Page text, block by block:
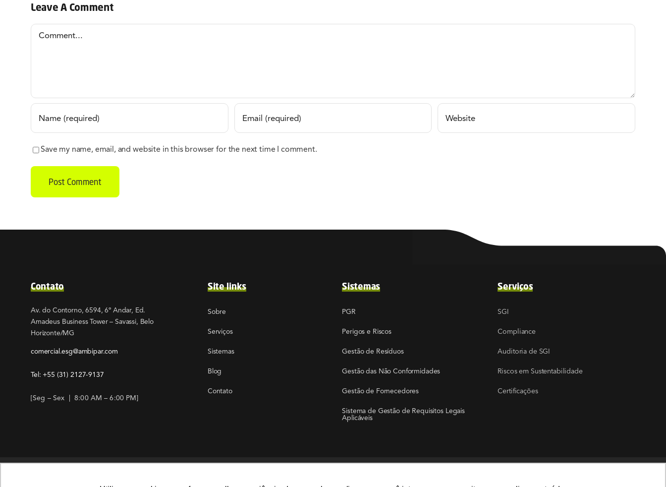
Leave A Comment
Comment
Save my name, email, and website in this browser for the next time I comment.
Contato
Av. do Contorno, 6594, 6º Andar, Ed.
Amadeus Business Tower – Savassi, Belo
Horizonte/MG
comercial.esg@ambipar.com
Tel: +55 (31) 2127-9137
[Seg – Sex | 8:00 AM – 6:00 PM]
Site links
Sobre
Serviços
Sistemas
Blog
Contato
Sistemas
PGR
Perigos e Riscos
Gestão de Resíduos
Gestão das Não Conformidades
Gestão de Fornecedores
Sistema de Gestão de Requisitos Legais
Aplicáveis
Serviços
SGI
Compliance
Auditoria de SGI
Riscos em Sustentabilidade
Certificações